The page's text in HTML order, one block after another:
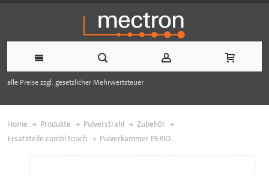
alle Preise zzgl. gesetzlicher Mehrwertsteuer
Home Produkte Pulverstrahl
Zubehör
Ersatzteile combi touch
Pulverkammer PERIO